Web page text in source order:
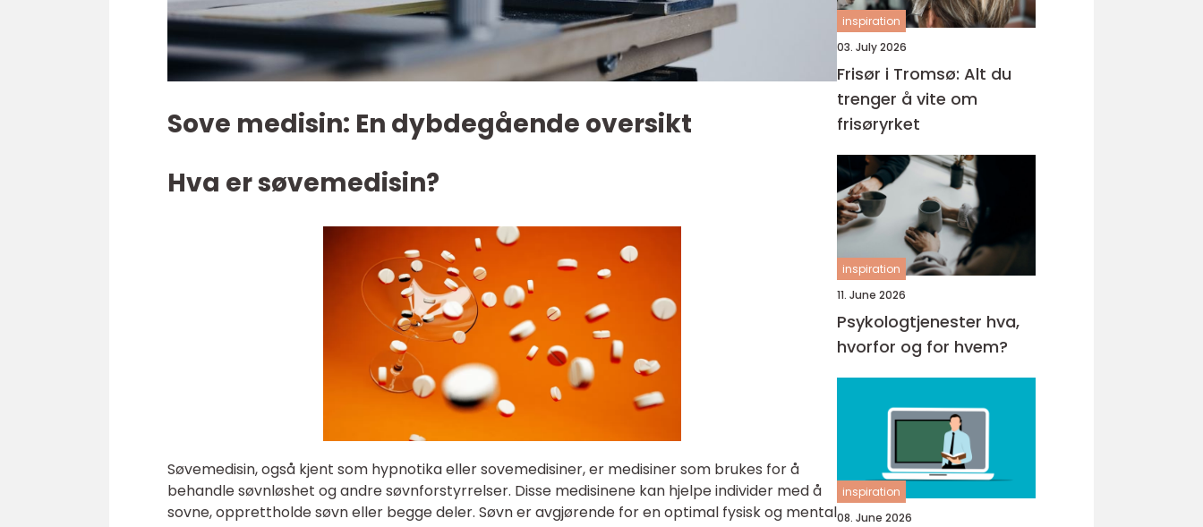
Sove medisin: En dybdegående oversikt
Hva er søvemedisin?
Søvemedisin, også kjent som hypnotika eller sovemedisiner, er medisiner som brukes for å
behandle søvnløshet og andre søvnforstyrrelser. Disse medisinene kan hjelpe individer med å
sovne, opprettholde søvn eller begge deler. Søvn er avgjørende for en optimal fysisk og mental
inspiration
03. July 2026
Frisør i Tromsø: Alt du
trenger å vite om
frisøryrket
inspiration
11. June 2026
Psykologtjenester hva,
hvorfor og for hvem?
inspiration
08. June 2026